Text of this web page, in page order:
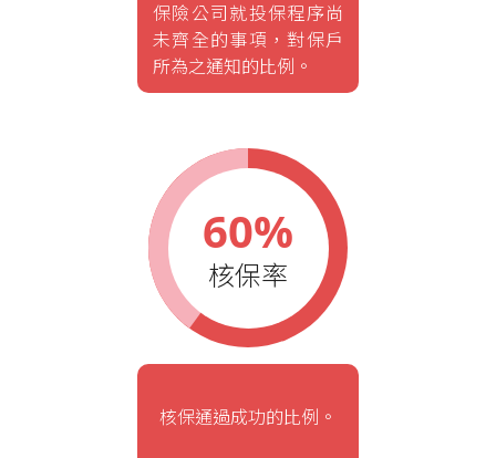
保險公司就投保程序尚
未齊全的事項，對保戶
所為之通知的比例。
60%
核保率
核保通過成功的比例。